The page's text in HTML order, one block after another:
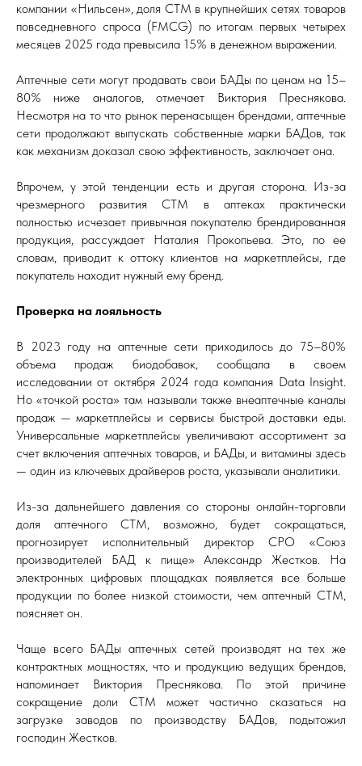
компании «Нильсен», доля СТМ в крупнейших сетях товаров
повседневного спроса (FMCG) по итогам первых четырех
месяцев 2025 года превысила 15% в денежном выражении.
Аптечные сети могут продавать свои БАДы по ценам на 15–
80% ниже аналогов, отмечает Виктория Преснякова.
Несмотря на то что рынок перенасыщен брендами, аптечные
сети продолжают выпускать собственные марки БАДов, так
как механизм доказал свою эффективность, заключает она.
Впрочем, у этой тенденции есть и другая сторона. Из-за
чрезмерного развития СТМ в аптеках практически
полностью исчезает привычная покупателю брендированная
продукция, рассуждает Наталия Прокопьева. Это, по ее
словам, приводит к оттоку клиентов на маркетплейсы, где
покупатель находит нужный ему бренд.
Проверка на лояльность
В 2023 году на аптечные сети приходилось до 75–80%
объема продаж биодобавок, сообщала в своем
исследовании от октября 2024 года компания Data Insight.
Но «точкой роста» там называли также внеаптечные каналы
продаж — маркетплейсы и сервисы быстрой доставки еды.
Универсальные маркетплейсы увеличивают ассортимент за
счет включения аптечных товаров, и БАДы, и витамины здесь
— один из ключевых драйверов роста, указывали аналитики.
Из-за дальнейшего давления со стороны онлайн-торговли
доля аптечного СТМ, возможно, будет сокращаться,
прогнозирует исполнительный директор СРО «Союз
производителей БАД к пище» Александр Жестков. На
электронных цифровых площадках появляется все больше
продукции по более низкой стоимости, чем аптечный СТМ,
поясняет он.
Чаще всего БАДы аптечных сетей производят на тех же
контрактных мощностях, что и продукцию ведущих брендов,
напоминает Виктория Преснякова. По этой причине
сокращение доли СТМ может частично сказаться на
загрузке заводов по производству БАДов, подытожил
господин Жестков.